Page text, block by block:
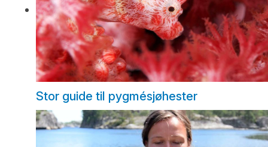
Stor guide til pygmésjøhester